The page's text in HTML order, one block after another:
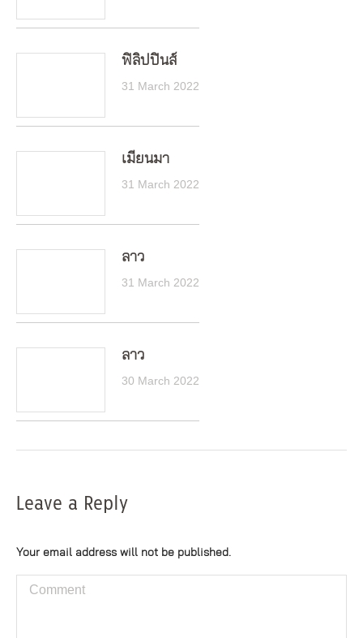
ฟิลิปปินส์
31 March 2022
เมียนมา
31 March 2022
ลาว
31 March 2022
ลาว
30 March 2022
Leave a Reply
Your email address will not be published.
Comment